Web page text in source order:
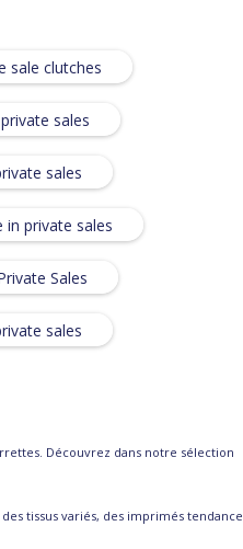
sale clutches
sales
sales
private sales
Sales
sales
Découvrez dans notre sélection
tissus variés, des imprimés tendance
Profitez de nos ventes privées pour